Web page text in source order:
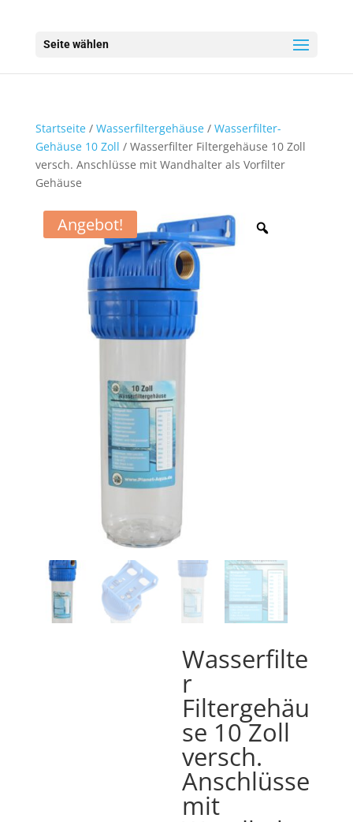
Seite wählen
Startseite/ Wasserfiltergehäuse/ Wasserfilter-
Gehäuse 10 Zoll / Wasserfilter Filtergehäuse 10 Zoll
versch. Anschlüsse mit Wandhalter als Vorfilter
Gehäuse
Angebot!
Wasserfilte
r
Filtergehäu
se 10 Zoll
versch.
Anschlüsse
mit